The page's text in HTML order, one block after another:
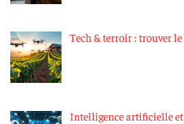
Tech & terroir : trouver
Intelligence artificielle et